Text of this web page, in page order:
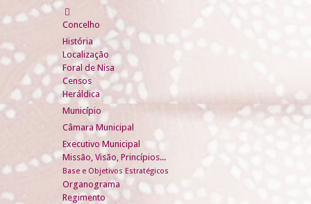
Concelho
História
Localização
Foral de Nisa
Censos
Heráldica
Município
Câmara Municipal
Executivo Municipal
Missão, Visão, Princípios...
Base e Objetivos Estratégicos
Organograma
Regimento